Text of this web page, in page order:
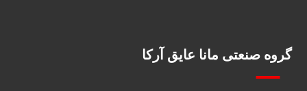
گروه صنعتی مانا عایق آرکا